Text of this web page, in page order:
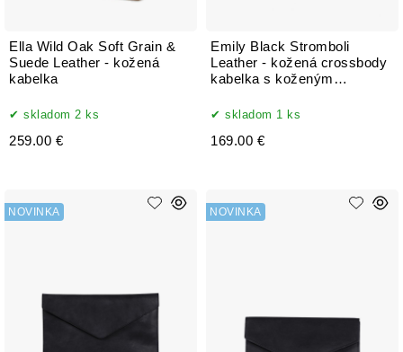
Ella Wild Oak Soft Grain &
Suede Leather - kožená
kabelka
skladom 2 ks
259.00 €
Emily Black Stromboli
Leather - kožená crossbody
kabelka s koženým
skladom 1 ks
169.00 €
NOVINKA NOVINKA